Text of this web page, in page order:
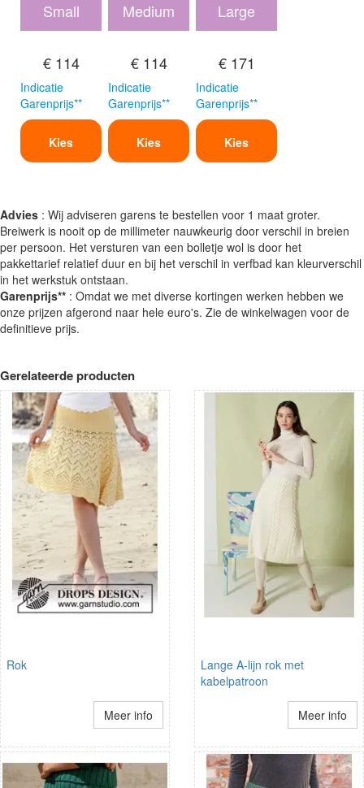
Small
€ 114
Indicatie
Garenprijs**
Kies
Medium
€ 114
Indicatie
Garenprijs**
Kies
Large
€ 171
Indicatie
Garenprijs**
Kies
Advies : Wij adviseren garens te bestellen voor 1 maat groter.
Breiwerk is nooit op de millimeter nauwkeurig door verschil in breien
per persoon. Het versturen van een bolletje wol is door het
pakkettarief relatief duur en bij het verschil in verfbad kan kleurverschil
in het werkstuk ontstaan.
Garenprijs** : Omdat we met diverse kortingen werken hebben we
onze prijzen afgerond naar hele euro's. Zie de winkelwagen voor de
definitieve prijs.
Gerelateerde producten
Rok
Meer info
Lange A-lijn rok met
kabelpatroon
Meer info